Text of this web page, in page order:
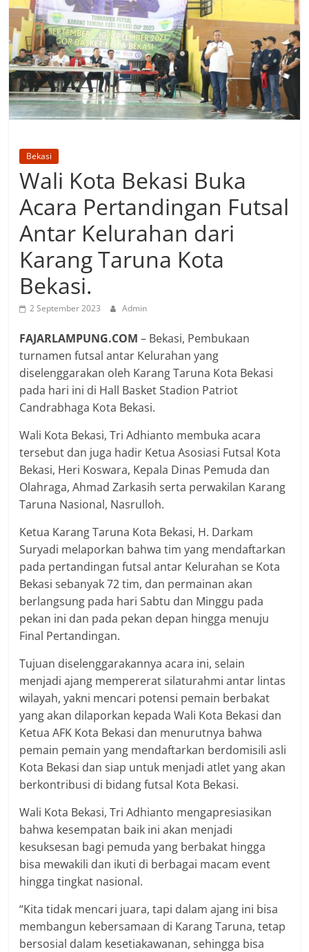
Bekasi
Wali Kota Bekasi Buka
Acara Pertandingan Futsal
Antar Kelurahan dari
Karang Taruna Kota
Bekasi.
2 September 2023 Admin
FAJARLAMPUNG.COM – Bekasi, Pembukaan
turnamen futsal antar Kelurahan yang
diselenggarakan oleh Karang Taruna Kota Bekasi
pada hari ini di Hall Basket Stadion Patriot
Candrabhaga Kota Bekasi.
Wali Kota Bekasi, Tri Adhianto membuka acara
tersebut dan juga hadir Ketua Asosiasi Futsal Kota
Bekasi, Heri Koswara, Kepala Dinas Pemuda dan
Olahraga, Ahmad Zarkasih serta perwakilan Karang
Taruna Nasional, Nasrulloh.
Ketua Karang Taruna Kota Bekasi, H. Darkam
Suryadi melaporkan bahwa tim yang mendaftarkan
pada pertandingan futsal antar Kelurahan se Kota
Bekasi sebanyak 72 tim, dan permainan akan
berlangsung pada hari Sabtu dan Minggu pada
pekan ini dan pada pekan depan hingga menuju
Final Pertandingan.
Tujuan diselenggarakannya acara ini, selain
menjadi ajang mempererat silaturahmi antar lintas
wilayah, yakni mencari potensi pemain berbakat
yang akan dilaporkan kepada Wali Kota Bekasi dan
Ketua AFK Kota Bekasi dan menurutnya bahwa
pemain pemain yang mendaftarkan berdomisili asli
Kota Bekasi dan siap untuk menjadi atlet yang akan
berkontribusi di bidang futsal Kota Bekasi.
Wali Kota Bekasi, Tri Adhianto mengapresiasikan
bahwa kesempatan baik ini akan menjadi
kesuksesan bagi pemuda yang berbakat hingga
bisa mewakili dan ikuti di berbagai macam event
hingga tingkat nasional.
“Kita tidak mencari juara, tapi dalam ajang ini bisa
membangun kebersamaan di Karang Taruna, tetap
bersosial dalam kesetiakawanan, sehingga bisa